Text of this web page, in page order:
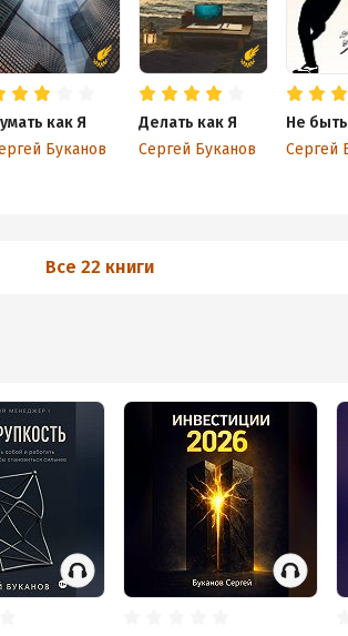
как Я
Буканов
Делать как Я
Сергей Буканов
Не
Сергей
Все 22 книги